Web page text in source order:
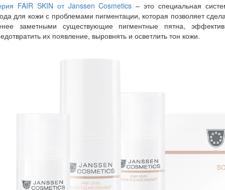
FAIR SKIN от Janssen Cosmetics – это специальная
для кожи с проблемами пигментации, которая позволяет
заметными существующие пигментные пятна,
их появление, выровнять и осветлить тон кожи.